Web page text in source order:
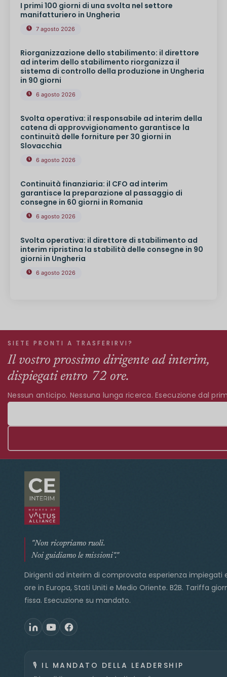
I primi 100 giorni di una svolta nel settore
manifatturiero in Ungheria
7 agosto 2026
Riorganizzazione dello stabilimento: il direttore
ad interim dello stabilimento riorganizza il
sistema di controllo della produzione in Ungheria
in 90 giorni
6 agosto 2026
Svolta operativa: il responsabile ad interim della
catena di approvvigionamento garantisce la
continuità delle forniture per 30 giorni in
Slovacchia
6 agosto 2026
Continuità finanziaria: il CFO ad interim
garantisce la preparazione al passaggio di
consegne in 60 giorni in Romania
6 agosto 2026
Svolta operativa: il direttore di stabilimento ad
interim ripristina la stabilità delle consegne in 90
giorni in Ungheria
6 agosto 2026
SIETE PRONTI A TRASFERIRVI?
Il vostro prossimo dirigente ad interim,
dispiegati entro 72 ore.
Nessun anticipo. Nessuna lunga ricerca. Esecuzione dal
"Non ricopriamo ruoli.
Noi guidiamo le missioni"."
Dirigenti ad interim di comprovata esperienza impiegati
ore in Europa, Stati Uniti e Medio Oriente. B2B. Tariffa
fissa. Esecuzione su mandato.
🎙️ IL MANDATO DELLA LEADERSHIP